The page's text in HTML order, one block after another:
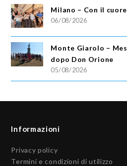
Milano – Con il
06/08/2026
Monte Giarolo –
dopo Don Orione
05/08/2026
Informazioni
Privacy policy
Termini e condizioni di utilizzo